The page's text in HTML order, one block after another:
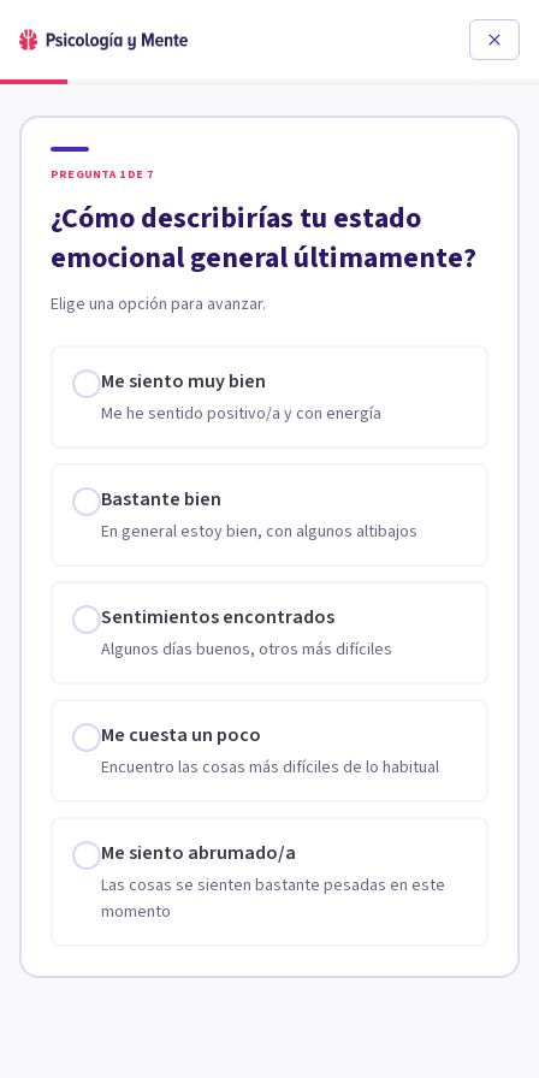
PREGUNTA 1 DE 7
¿Cómo describirías tu estado
emocional general últimamente?
Elige una opción para avanzar.
Me siento muy bien
Me he sentido positivo/a y con energía
Bastante bien
En general estoy bien, con algunos altibajos
Sentimientos encontrados
Algunos días buenos, otros más difíciles
Me cuesta un poco
Encuentro las cosas más difíciles de lo habitual
Me siento abrumado/a
Las cosas se sienten bastante pesadas en este
momento